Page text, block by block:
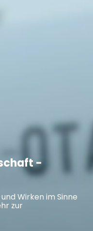
-
Wirken im Sinne
zur